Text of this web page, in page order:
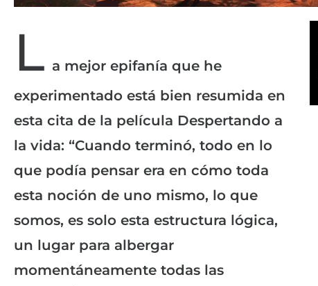
L a mejor epifanía que he
experimentado está bien resumida en
esta cita de la película Despertando a
la vida: “Cuando terminó, todo en lo
que podía pensar era en cómo toda
esta noción de uno mismo, lo que
somos, es solo esta estructura lógica,
un lugar para albergar
momentáneamente todas las